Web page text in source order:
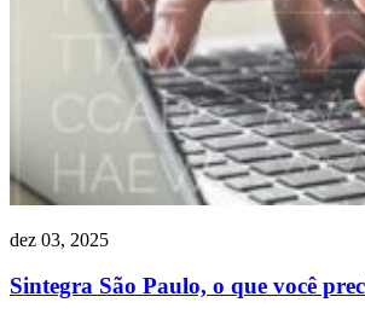
dez 03, 2025
Sintegra São Paulo, o que você